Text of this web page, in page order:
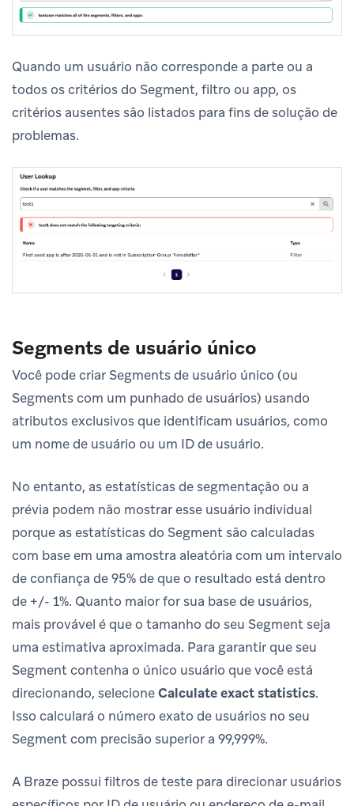
Quando um usuário não corresponde a parte ou a
todos os critérios do Segment, filtro ou app, os
critérios ausentes são listados para fins de solução de
problemas.
Segments de usuário único
Você pode criar Segments de usuário único (ou
Segments com um punhado de usuários) usando
atributos exclusivos que identificam usuários, como
um nome de usuário ou um ID de usuário.
No entanto, as estatísticas de segmentação ou a
prévia podem não mostrar esse usuário individual
porque as estatísticas do Segment são calculadas
com base em uma amostra aleatória com um intervalo
de confiança de 95% de que o resultado está dentro
de +/- 1%. Quanto maior for sua base de usuários,
mais provável é que o tamanho do seu Segment seja
uma estimativa aproximada. Para garantir que seu
Segment contenha o único usuário que você está
direcionando, selecioneCalculate exact statistics.
Isso calculará o número exato de usuários no seu
Segment com precisão superior a 99,999%.
A Braze possui filtros de teste para direcionar usuários